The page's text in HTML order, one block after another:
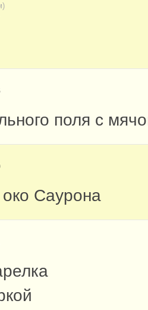
поля с
Саурона